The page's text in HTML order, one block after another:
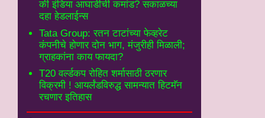
की इंडिया आघाडीची कमांड? सकाळच्या
दहा हेडलाईन्स
Tata Group: रतन टाटांच्या फेव्हरेट
कंपनीचे होणार दोन भाग, मंजुरीही मिळाली;
ग्राहकांना काय फायदा?
T20 वर्ल्डकप रोहित शर्मासाठी ठरणार
विक्रमी ! आयर्लंडविरुद्ध सामन्यात हिटमॅन
रचणार इतिहास